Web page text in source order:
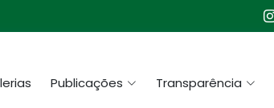
Publicações Transparência